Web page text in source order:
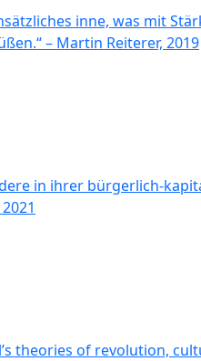
inne, was mit
– Martin Reiterer, 2019
in ihrer bürgerlich-
theories of revolution,